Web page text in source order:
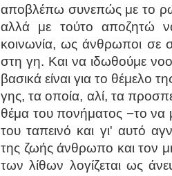
αποβλέπω συνεπώς με το
αλλά με τούτο αποζητώ
κοινωνία, ως άνθρωποι σε
στη γη. Και να ιδωθούμε
βασικά είναι για το θέμελο
γης, τα οποία, αλί, τα
θέμα του πονήματος −το να
του ταπεινό και γι' αυτό
της ζωής άνθρωπο και τον
των λίθων λογίζεται ως